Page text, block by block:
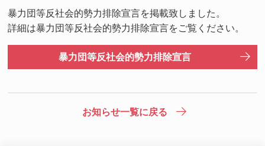
暴力団等反社会的勢力排除宣言を掲載致しました。
詳細は暴力団等反社会的勢力排除宣言をご覧ください。
暴力団等反社会的勢力排除宣言
お知らせ一覧に戻る